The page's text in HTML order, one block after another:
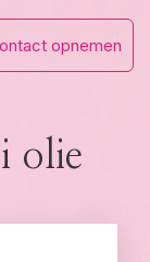
opnemen
olie